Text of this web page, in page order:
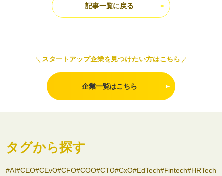
記事一覧に戻る
スタートアップ企業を見つけたい方はこちら
企業一覧はこちら
タグから探す
AI CEO CEvO CFO COO CTO CxO EdTech Fintech
HRTech